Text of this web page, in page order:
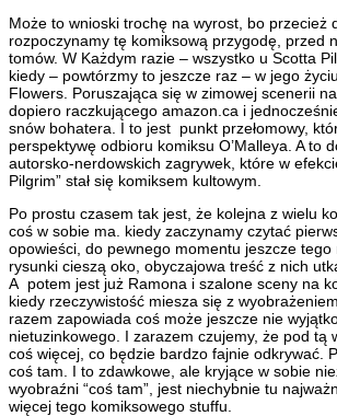
Może to wnioski trochę na wyrost, bo przecież
rozpoczynamy tę komiksową przygodę, przed
tomów. W Każdym razie – wszystko u Scotta
kiedy – powtórzmy to jeszcze raz – w jego
Flowers. Poruszająca się w zimowej scenerii
dopiero raczkującego amazon.ca i
snów bohatera. I to jest punkt przełomowy,
perspektywę odbioru komiksu O’Malleya. A to
autorsko-nerdowskich zagrywek, które w
Pilgrim” stał się komiksem kultowym.
Po prostu czasem tak jest, że kolejna z wielu
coś w sobie ma. kiedy zaczynamy czytać
opowieści, do pewnego momentu jeszcze tego
rysunki cieszą oko, obyczajowa treść z nich
A potem jest już Ramona i szalone sceny na
kiedy rzeczywistość miesza się z
razem zapowiada coś może jeszcze nie
nietuzinkowego. I zarazem czujemy, że pod tą
coś więcej, co będzie bardzo fajnie odkrywać.
coś tam. I to zdawkowe, ale kryjące w sobie
wyobraźni “coś tam”, jest niechybnie tu
więcej tego komiksowego stuffu.